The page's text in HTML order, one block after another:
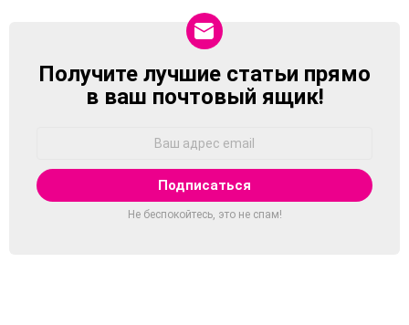
NEWSLETTER
Получите лучшие статьи прямо
в ваш почтовый ящик!
Не беспокойтесь, это не спам!